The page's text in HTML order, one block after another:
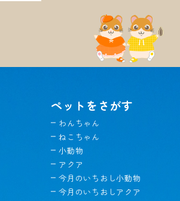
ペットをさがす
わんちゃん
ねこちゃん
小動物
アクア
今月のいちおし小動物
今月のいちおしアクア